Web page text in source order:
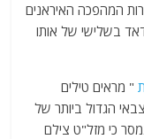
המהפכה האיראנים
בשלישי של אותו
" מראים טילים
הגדול ביותר של
כי מזל"ט צילם